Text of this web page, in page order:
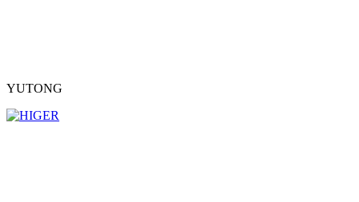
YUTONG